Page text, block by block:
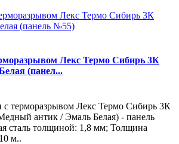
Лекс Термо Сибирь 3К
(панел...
с терморазрывом Лекс Термо Сибирь 3К
антик / Эмаль Белая) - панель
сталь толщиной: 1,8 мм; Толщина
м..